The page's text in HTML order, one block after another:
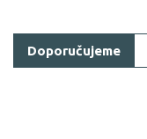
Cena
Doporučujeme